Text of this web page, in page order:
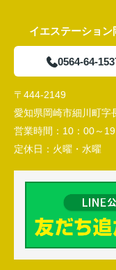
イエステーショ
0564-64-
〒444-2149
愛知県岡崎市細川町字
営業時間： 10：00～
定休日： 火曜・水曜